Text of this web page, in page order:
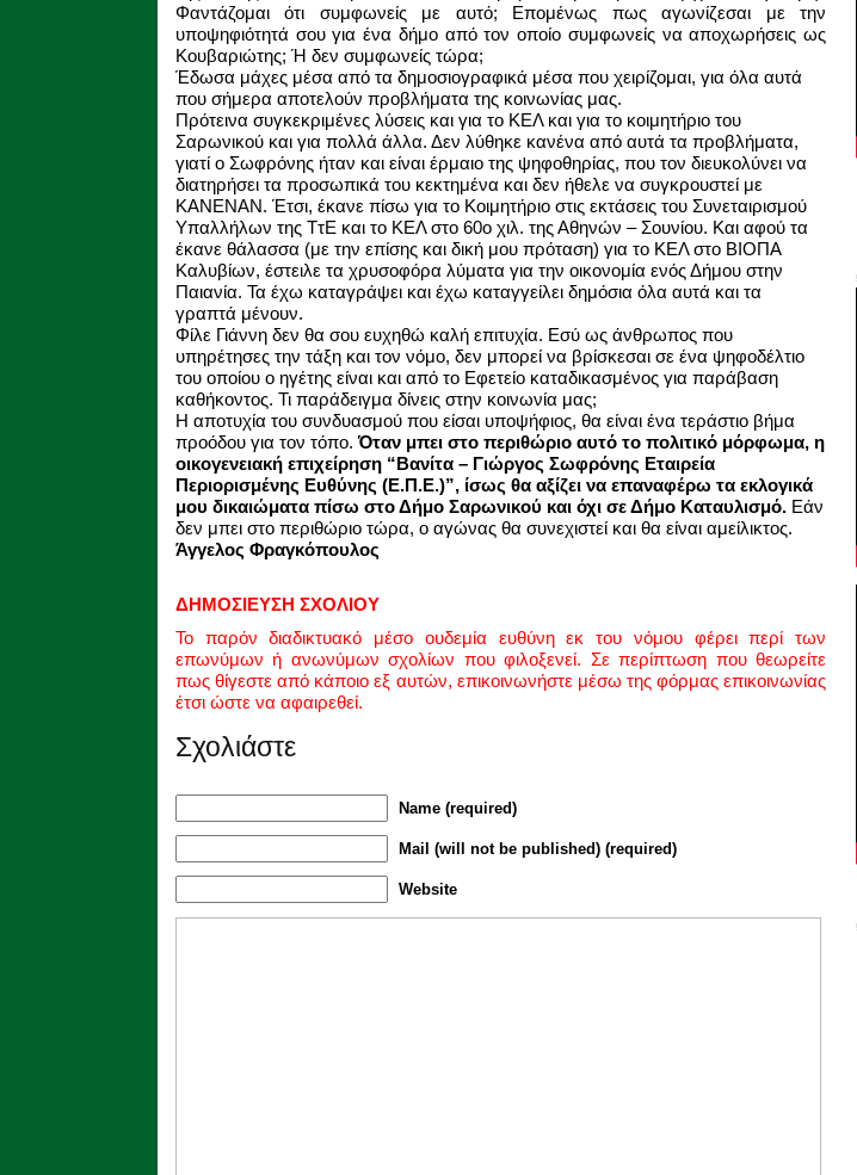
Φαντάζομαι ότι συμφωνείς με αυτό; Επομένως πως αγωνίζεσαι με την
υποψηφιότητά σου για ένα δήμο από τον οποίο συμφωνείς να αποχωρήσεις ως
Κουβαριώτης; Ή δεν συμφωνείς τώρα;
Έδωσα μάχες μέσα από τα δημοσιογραφικά μέσα που χειρίζομαι, για όλα αυτά
που σήμερα αποτελούν προβλήματα της κοινωνίας μας.
Πρότεινα συγκεκριμένες λύσεις και για το ΚΕΛ και για το κοιμητήριο του
Σαρωνικού και για πολλά άλλα. Δεν λύθηκε κανένα από αυτά τα προβλήματα,
γιατί ο Σωφρόνης ήταν και είναι έρμαιο της ψηφοθηρίας, που τον διευκολύνει να
διατηρήσει τα προσωπικά του κεκτημένα και δεν ήθελε να συγκρουστεί με
ΚΑΝΕΝΑΝ. Έτσι, έκανε πίσω για το Κοιμητήριο στις εκτάσεις του Συνεταιρισμού
Υπαλλήλων της ΤτΕ και το ΚΕΛ στο 60ο χιλ. της Αθηνών – Σουνίου. Και αφού τα
έκανε θάλασσα (με την επίσης και δική μου πρόταση) για το ΚΕΛ στο ΒΙΟΠΑ
Καλυβίων, έστειλε τα χρυσοφόρα λύματα για την οικονομία ενός Δήμου στην
Παιανία. Τα έχω καταγράψει και έχω καταγγείλει δημόσια όλα αυτά και τα
γραπτά μένουν.
Φίλε Γιάννη δεν θα σου ευχηθώ καλή επιτυχία. Εσύ ως άνθρωπος που
υπηρέτησες την τάξη και τον νόμο, δεν μπορεί να βρίσκεσαι σε ένα ψηφοδέλτιο
του οποίου ο ηγέτης είναι και από το Εφετείο καταδικασμένος για παράβαση
καθήκοντος. Τι παράδειγμα δίνεις στην κοινωνία μας;
Η αποτυχία του συνδυασμού που είσαι υποψήφιος, θα είναι ένα τεράστιο βήμα
προόδου για τον τόπο.Όταν μπει στο περιθώριο αυτό το πολιτικό μόρφωμα, η
οικογενειακή επιχείρηση “Βανίτα – Γιώργος Σωφρόνης Εταιρεία
Περιορισμένης Ευθύνης (Ε.Π.Ε.)”, ίσως θα αξίζει να επαναφέρω τα εκλογικά
μου δικαιώματα πίσω στο Δήμο Σαρωνικού και όχι σε Δήμο Καταυλισμό. Εάν
δεν μπει στο περιθώριο τώρα, ο αγώνας θα συνεχιστεί και θα είναι αμείλικτος.
Άγγελος Φραγκόπουλος
ΔΗΜΟΣΙΕΥΣΗ ΣΧΟΛΙΟΥ
Το παρόν διαδικτυακό μέσο ουδεμία ευθύνη εκ του νόμου φέρει περί των
επωνύμων ή ανωνύμων σχολίων που φιλοξενεί. Σε περίπτωση που θεωρείτε
πως θίγεστε από κάποιο εξ αυτών, επικοινωνήστε μέσω της φόρμας επικοινωνίας
έτσι ώστε να αφαιρεθεί.
Σχολιάστε
Name (required)
Mail (will not be published) (required)
Website